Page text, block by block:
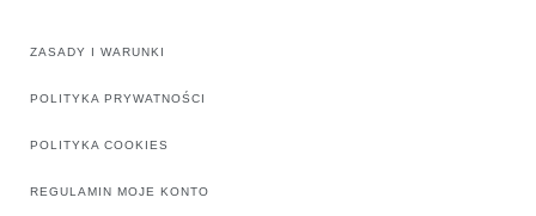
ZASADY I WARUNKI
POLITYKA PRYWATNOŚCI
POLITYKA COOKIES
REGULAMIN MOJE KONTO